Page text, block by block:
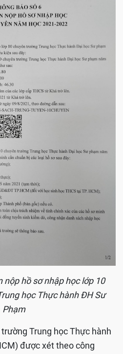
nộp hồ sơ nhập học lớp 10
học Thực hành ĐH Sư
Phạm
Trung học Thực hành
được xét theo công